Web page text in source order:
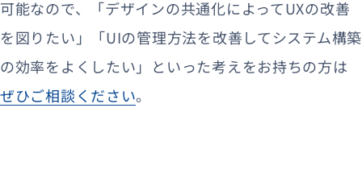
可能なので、「デザインの共通化によってUXの改善
を図りたい」「UIの管理方法を改善してシステム構築
の効率をよくしたい」といった考えをお持ちの方は
ぜひご相談ください。